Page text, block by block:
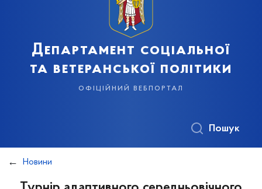
Департамент соціальної
та ветеранської політики
офіційний вебпортал
Пошук
Новини